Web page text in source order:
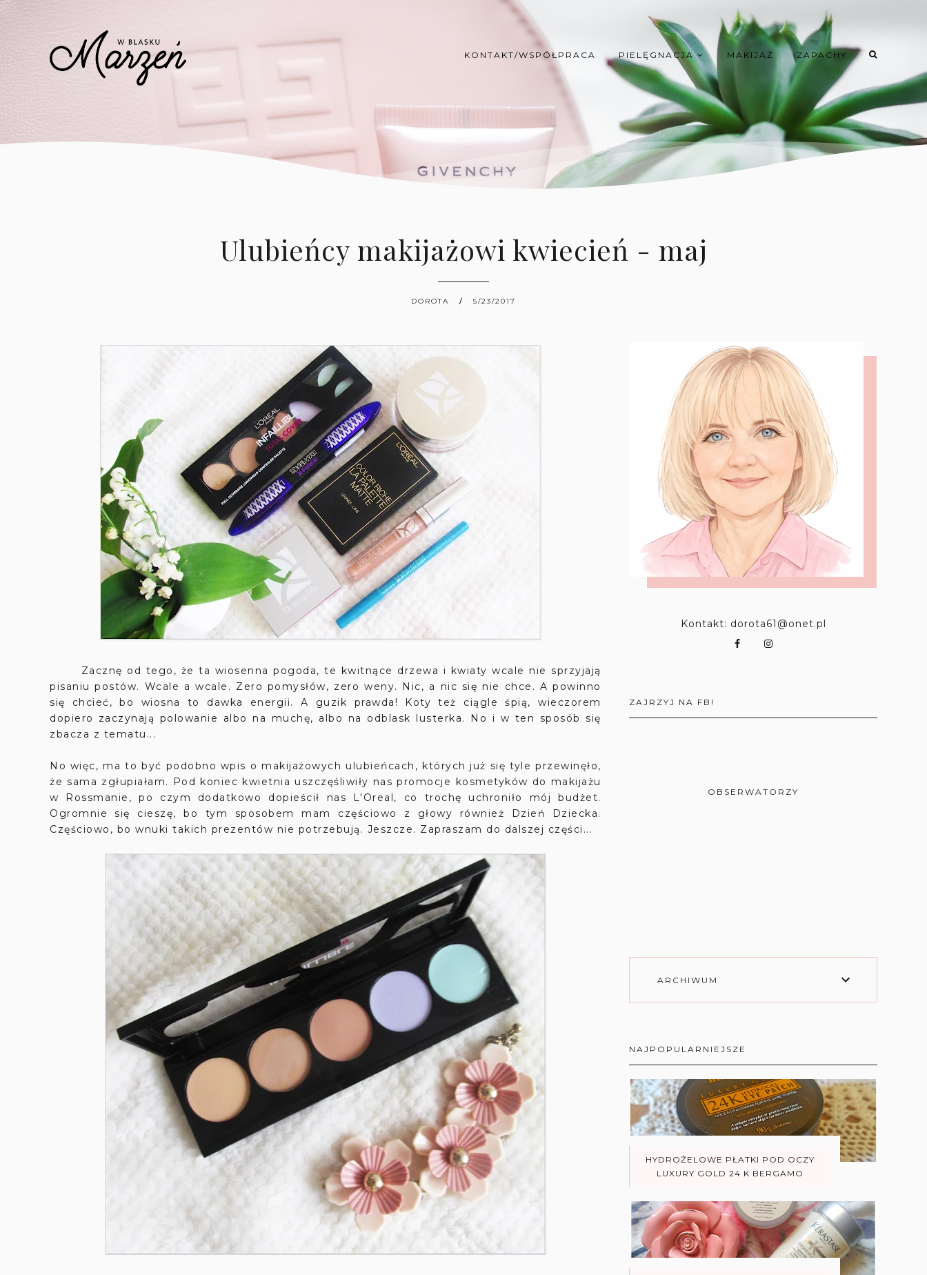
KONTAKT/WSPÓŁPRACA PIELĘGNACJA MAKIJAŻ ZAPACHY
Ulubieńcy makijażowi kwiecień - maj
DOROTA 5/23/2017
Zacznę od tego, że ta wiosenna pogoda, te kwitnące drzewa i kwiaty wcale nie sprzyjają
pisaniu postów. Wcale a wcale. Zero pomysłów, zero weny. Nic, a nic się nie chce. A powinno
się chcieć, bo wiosna to dawka energii. A guzik prawda! Koty też ciągle śpią, wieczorem
dopiero zaczynają polowanie albo na muchę, albo na odblask lusterka. No i w ten sposób się
zbacza z tematu...
No więc, ma to być podobno wpis o makijażowych ulubieńcach, których już się tyle przewinęło,
że sama zgłupiałam. Pod koniec kwietnia uszczęśliwiły nas promocje kosmetyków do makijażu
w Rossmanie, po czym dodatkowo dopieścił nas L'Oreal, co trochę uchroniło mój budżet.
Ogromnie się cieszę, bo tym sposobem mam częściowo z głowy również Dzień Dziecka.
Częściowo, bo wnuki takich prezentów nie potrzebują. Jeszcze. Zapraszam do dalszej części...
Kontakt: dorota61@onet.pl
ZAJRZYJ NA FB!
OBSERWATORZY
ARCHIWUM
NAJPOPULARNIEJSZE
HYDROŻELOWE PŁATKI POD OCZY
LUXURY GOLD 24 K BERGAMO